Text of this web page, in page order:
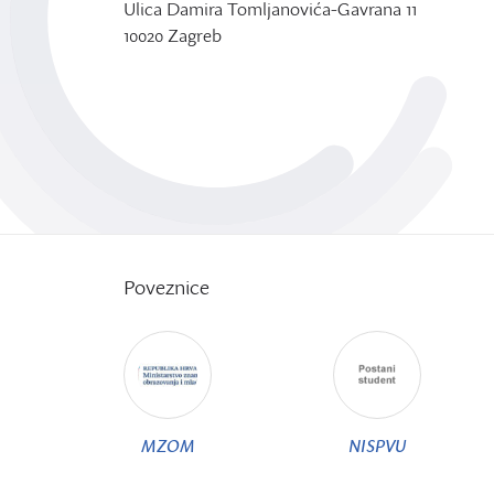
Ulica Damira Tomljanovića-Gavrana 11
10020 Zagreb
Poveznice
MZOM NISPVU